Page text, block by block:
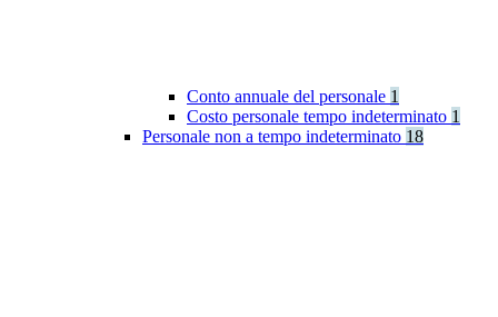
Conto annuale del personale 1
Costo personale tempo indeterminato 1
Personale non a tempo indeterminato 18